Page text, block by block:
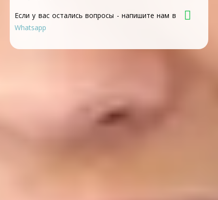
Если у вас остались вопросы - напишите нам в
Whatsapp